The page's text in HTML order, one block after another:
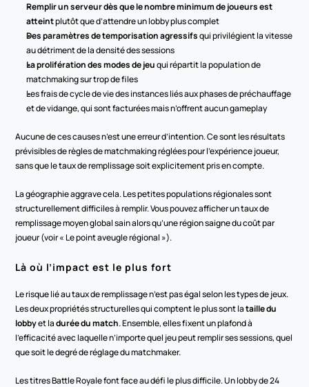
Remplir un serveur dès que le nombre minimum de joueurs est
atteint plutôt que d’attendre un lobby plus complet
Des paramètres de temporisation agressifs qui privilégient la vitesse
au détriment de la densité des sessions
La prolifération des modes de jeu qui répartit la population de
matchmaking sur trop de files
Les frais de cycle de vie des instances liés aux phases de préchauffage
et de vidange, qui sont facturées mais n’offrent aucun gameplay
Aucune de ces causes n’est une erreur d’intention. Ce sont les résultats
prévisibles de règles de matchmaking réglées pour l’expérience joueur,
sans que le taux de remplissage soit explicitement pris en compte.
La géographie aggrave cela. Les petites populations régionales sont
structurellement difficiles à remplir. Vous pouvez afficher un taux de
remplissage moyen global sain alors qu’une région saigne du coût par
joueur (voir « Le point aveugle régional »).
Là où l’impact est le plus fort
Le risque lié au taux de remplissage n’est pas égal selon les types de jeux.
Les deux propriétés structurelles qui comptent le plus sont la taille du
lobby et la durée du match. Ensemble, elles fixent un plafond à
l’efficacité avec laquelle n’importe quel jeu peut remplir ses sessions, quel
que soit le degré de réglage du matchmaker.
Les titres Battle Royale font face au défi le plus difficile. Un lobby de 24